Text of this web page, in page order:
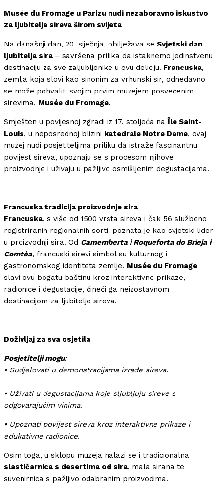
Musée du Fromage u Parizu nudi nezaboravno iskustvo
za ljubitelje sireva širom svijeta
Na današnji dan, 20. siječnja, obilježava se Svjetski dan
ljubitelja sira – savršena prilika da istaknemo jedinstvenu
destinaciju za sve zaljubljenike u ovu deliciju. Francuska,
zemlja koja slovi kao sinonim za vrhunski sir, odnedavno
se može pohvaliti svojim prvim muzejem posvećenim
sirevima, Musée du Fromage.
Smješten u povijesnoj zgradi iz 17. stoljeća naÎle Saint-
Louis, u neposrednoj blizini katedrale Notre Dame, ovaj
muzej nudi posjetiteljima priliku da istraže fascinantnu
povijest sireva, upoznaju se s procesom njihove
proizvodnje i uživaju u pažljivo osmišljenim degustacijama.
Francuska tradicija proizvodnje sira
Francuska, s više od 1500 vrsta sireva i čak 56 službeno
registriranih regionalnih sorti, poznata je kao svjetski lider
u proizvodnji sira. Od Camemberta i Roqueforta do Brieja i
Comtèa, francuski sirevi simbol su kulturnog i
gastronomskog identiteta zemlje. Musée du Fromage
slavi ovu bogatu baštinu kroz interaktivne prikaze,
radionice i degustacije, čineći ga neizostavnom
destinacijom za ljubitelje sireva.
Doživljaj za sva osjetila
Posjetitelji mogu:
• Sudjelovati u demonstracijama izrade sireva.
• Uživati u degustacijama koje sljubljuju sireve s
odgovarajućim vinima.
• Upoznati povijest sireva kroz interaktivne prikaze i
edukativne radionice.
Osim toga, u sklopu muzeja nalazi se i tradicionalna
slastičarnica s desertima od sira, mala sirana te
suvenirnica s pažljivo odabranim proizvodima.